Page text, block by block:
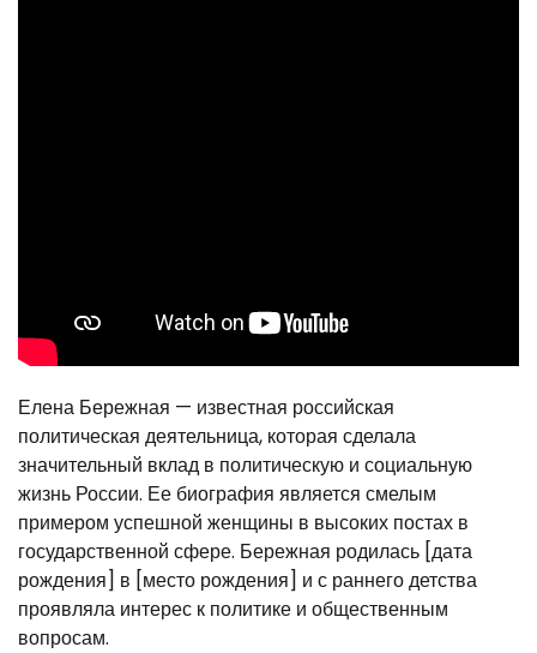
Елена Бережная — известная российская
политическая деятельница, которая сделала
значительный вклад в политическую и социальную
жизнь России. Ее биография является смелым
примером успешной женщины в высоких постах в
государственной сфере. Бережная родилась [дата
рождения] в [место рождения] и с раннего детства
проявляла интерес к политике и общественным
вопросам.